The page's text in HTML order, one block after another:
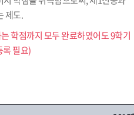
제도.
학점까지 모두 완료하였어도 9학기
록 필요)